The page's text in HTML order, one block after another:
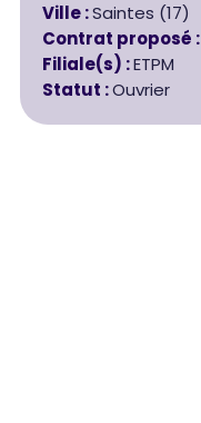
Ville :Saintes (17)
Contrat proposé :
Filiale(s) :ETPM
Statut :Ouvrier